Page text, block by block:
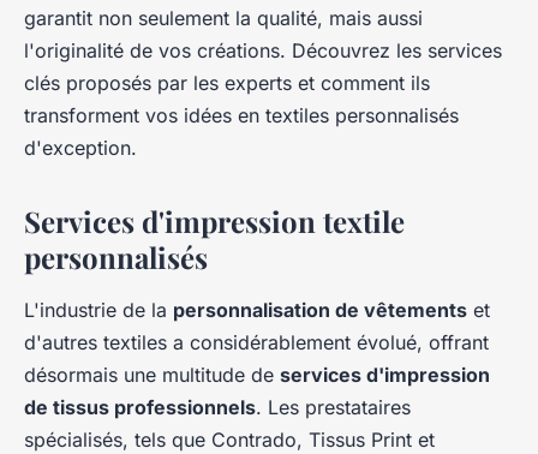
garantit non seulement la qualité, mais aussi
l'originalité de vos créations. Découvrez les services
clés proposés par les experts et comment ils
transforment vos idées en textiles personnalisés
d'exception.
Services d'impression textile
personnalisés
L'industrie de la personnalisation de vêtements et
d'autres textiles a considérablement évolué, offrant
désormais une multitude de services d'impression
de tissus professionnels. Les prestataires
spécialisés, tels que Contrado, Tissus Print et